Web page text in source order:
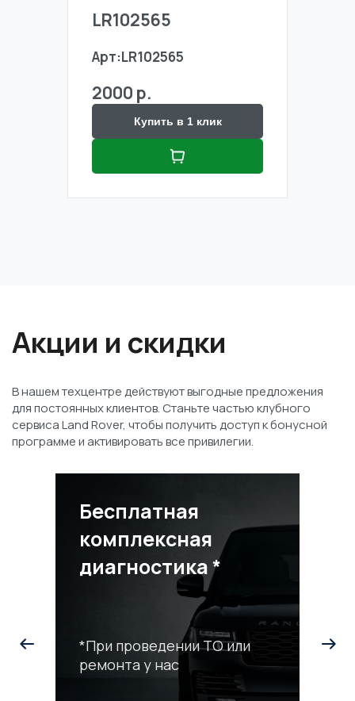
LR102565
Арт:LR102565
2000 р.
Купить в 1 клик
Акции и скидки
В нашем техцентре действуют выгодные предложения
для постоянных клиентов. Станьте частью клубного
сервиса Land Rover, чтобы получить доступ к бонусной
программе и активировать все привилегии.
Бесплатная
комплексная
диагностика *
*При проведении ТО или
ремонта у нас